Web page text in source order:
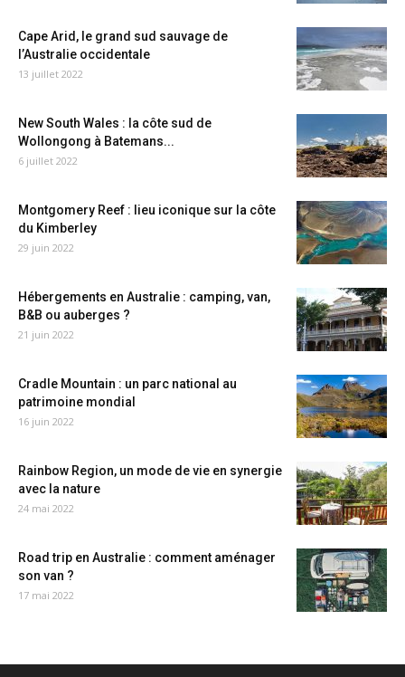
Cape Arid, le grand sud sauvage de
l’Australie occidentale
13 juillet 2022
New South Wales : la côte sud de
Wollongong à Batemans...
6 juillet 2022
Montgomery Reef : lieu iconique sur la côte
du Kimberley
29 juin 2022
Hébergements en Australie : camping, van,
B&B ou auberges ?
21 juin 2022
Cradle Mountain : un parc national au
patrimoine mondial
16 juin 2022
Rainbow Region, un mode de vie en synergie
avec la nature
24 mai 2022
Road trip en Australie : comment aménager
son van ?
17 mai 2022